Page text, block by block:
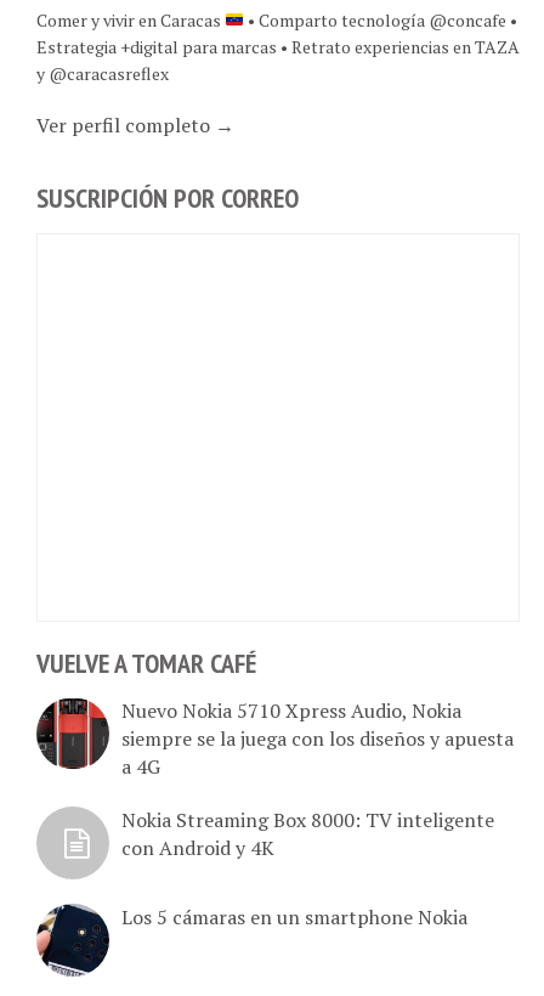
Comer y vivir en Caracas
• Comparto tecnología @concafe •
Estrategia +digital para marcas • Retrato experiencias en TAZA
y @caracasreflex
Ver perfil completo →
SUSCRIPCIÓN POR CORREO
VUELVE A TOMAR CAFÉ
Nuevo Nokia 5710 Xpress Audio, Nokia
siempre se la juega con los diseños y apuesta
a 4G
Nokia Streaming Box 8000: TV inteligente
con Android y 4K
Los 5 cámaras en un smartphone Nokia